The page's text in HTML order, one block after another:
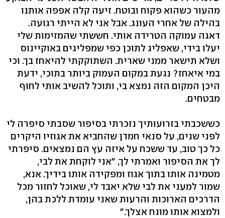
מהעור כשהוא פקוח ובוטח. זיעה קלה אפפה אותנו
בהילה של אחרי העונג. אבל אני לא הייתי רגועה.
דאגה עמוקה הטרידה אותי. חששתי שהמזימות שלי
יעלו בידי, שאפליג לתוכן כפי שמפליגים באוקיינוס
ושלא תישאר ממני שארית. השתוקקתי להיאחז בך. וכי
במי איאחז? נגעת במקום העמוק ביותר בתוכי, ידעת
היכן המקום הזה נמצא בי, ותוכל להשיב אותי לחוף
מבטחים.
כששכבתי בזרועותיך נזכרתי בסיפור שסבתי סיפרה לי
לפני שנים, על סנאי חמדן שהחביא את אגוזיו היקרים
כל כך טוב, עד ששכח על איזה עץ הם נמצאים. סיפרתי
לך את הסיפור ואמרתי לך, "אני לוקחת את לבי,
מטמינה אותו בתוך אגוז ומפקידה אותו בידיך. אנא,
שמור למעני את לבי שלא יאבד לי, שאוכל לחזור מכל
הדרכים הארוכות והרעות שאני עומדת ללכת בהן,
ולמצוא אותו מונח אצלך."